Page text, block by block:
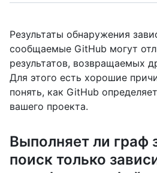
Результаты обнаружения
сообщаемые GitHub могут
результатов, возвращаемых
Для этого есть хорошие
понять, как GitHub
вашего проекта.
Выполняет ли граф
поиск только